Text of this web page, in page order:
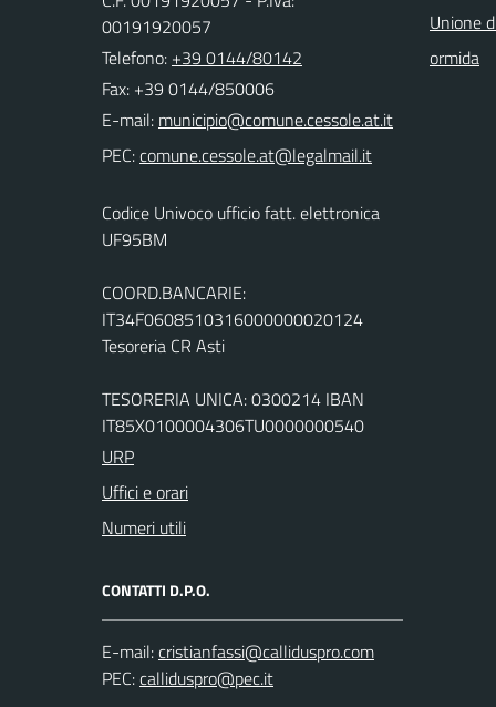
00191920057
Telefono: +39 0144/80142
Fax: +39 0144/850006
E-mail:
PEC:
Codice Univoco ufficio fatt. elettronica
UF95BM
COORD.BANCARIE:
IT34F0608510316000000020124
Tesoreria CR Asti
TESORERIA UNICA: 0300214 IBAN
IT85X0100004306TU0000000540
URP
Uffici e orari
Numeri utili
CONTATTI D.P.O.
E-mail:
PEC:
Unione
ormida